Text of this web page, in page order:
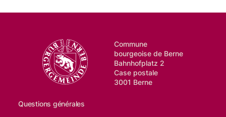
Commune
bourgeoise de Berne
Bahnhofplatz 2
Case postale
3001 Berne
Questions générales